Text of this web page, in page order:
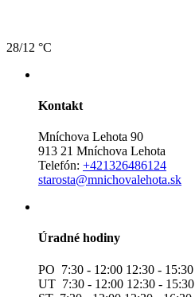
28/12 °C
Kontakt
Mníchova Lehota 90
913 21 Mníchova Lehota
Telefón: +421326486124
starosta@mnichovalehota.sk
Úradné hodiny
PO 7:30 - 12:00 12:30 - 15:30
UT 7:30 - 12:00 12:30 - 15:30